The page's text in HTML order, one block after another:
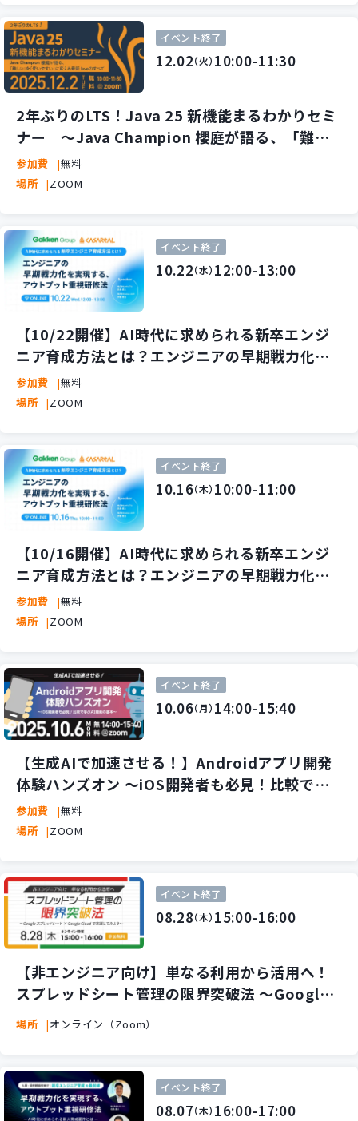
イベント終了
12.02（火） 10:00-11:30
2年ぶりのLTS！Java 25 新機能まるわかりセミ
ナー ～Java Champion 櫻庭が語る、「難し
い」を「使いやすい」に変える最新Javaのすべ
て～
参加費
無料
場所
ZOOM
イベント終了
10.22（水） 12:00-13:00
【10/22開催】AI時代に求められる新卒エンジ
ニア育成方法とは？エンジニアの早期戦力化を
実現する、アウトプット重視研修法を紹介
参加費
無料
場所
ZOOM
イベント終了
10.16（木） 10:00-11:00
【10/16開催】AI時代に求められる新卒エンジ
ニア育成方法とは？エンジニアの早期戦力化を
実現する、アウトプット重視研修法を紹介
参加費
無料
場所
ZOOM
イベント終了
10.06（月） 14:00-15:40
【生成AIで加速させる！】Androidアプリ開発
体験ハンズオン 〜iOS開発者も必見！比較で学
ぶAI開発の基本〜
参加費
無料
場所
ZOOM
イベント終了
08.28（木） 15:00-16:00
【非エンジニア向け】単なる利用から活用へ！
スプレッドシート管理の限界突破法 ～Google
スプレッドシート × Google Cloud で実践して
みよう～
場所 オンライン（Zoom）
イベント終了
08.07（木） 16:00-17:00